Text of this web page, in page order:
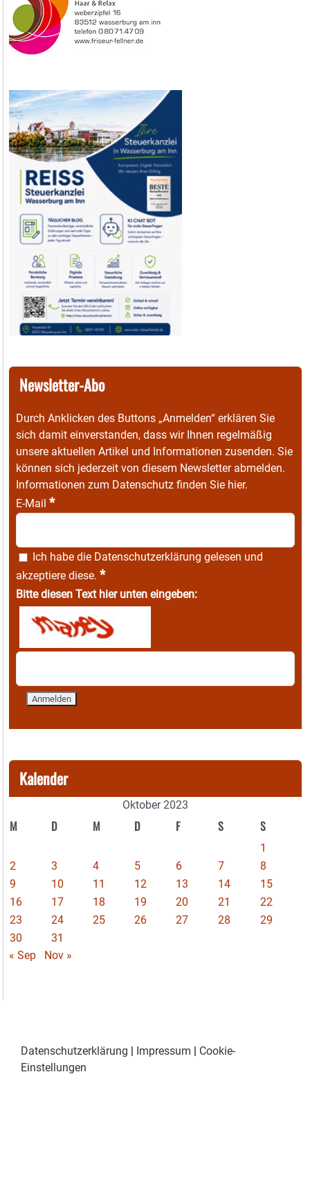
Newsletter-Abo
Durch Anklicken des Buttons „Anmelden“ erklären Sie
sich damit einverstanden, dass wir Ihnen regelmäßig
unsere aktuellen Artikel und Informationen zusenden. Sie
können sich jederzeit von diesem Newsletter abmelden.
Informationen zum Datenschutz finden Sie hier.
E-Mail *
Ich habe die Datenschutzerklärung gelesen und
akzeptiere diese. *
Bitte diesen Text hier unten eingeben:
Kalender
Oktober 2023
M D M D F S S
1
2
3 4 5 6 7
8
9
10 11 12 13 14
15
16
17 18 19 20 21
22
23
24 25 26 27 28
29
30
31
« Sep
Nov »
Datenschutzerklärung | Impressum | Cookie-
Einstellungen